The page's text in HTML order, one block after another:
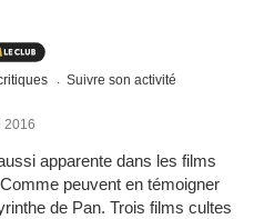
Suivre son activité
2016
apparente dans les films
peuvent en témoigner
de Pan. Trois films cultes